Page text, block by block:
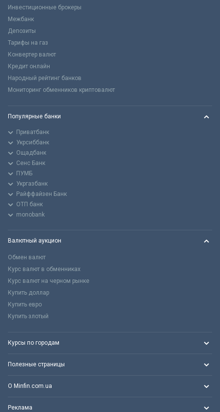
Инвестиционные брокеры
Межбанк
Депозиты
Тарифы на газ
Конвертер валют
Кредит онлайн
Народный рейтинг банков
Мониторинг обменников криптовалют
Популярные банки
Приватбанк
Укрсиббанк
Ощадбанк
Сенс Банк
ПУМБ
Укргазбанк
Райффайзен Банк
ОТП банк
monobank
Валютный аукцион
Обмен валют
Курс валют в обменниках
Курс валют на черном рынке
Купить доллар
Купить евро
Купить злотый
Курсы по городам
Полезные страницы
О Minfin.com.ua
Реклама